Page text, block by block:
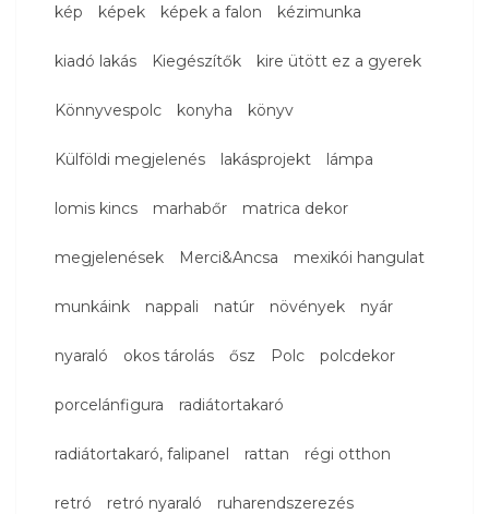
kép képek képek a falon kézimunka
kiadó lakás Kiegészítők kire ütött ez a gyerek
Könnyvespolc konyha könyv
Külföldi megjelenés lakásprojekt lámpa
lomis kincs marhabőr matrica dekor
megjelenések Merci&Ancsa mexikói hangulat
munkáink nappali natúr növények nyár
nyaraló okos tárolás ősz Polc polcdekor
porcelánfigura radiátortakaró
radiátortakaró, falipanel rattan régi otthon
retró retró nyaraló ruharendszerezés